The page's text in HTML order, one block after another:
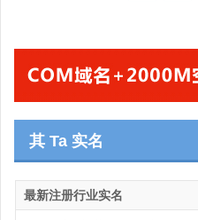
其 Ta 实名
最新注册行业实名